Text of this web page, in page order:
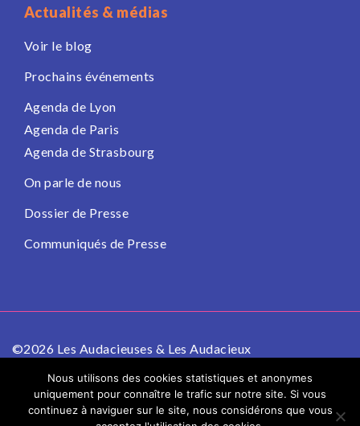
Actualités & médias
Voir le blog
Prochains événements
Agenda de Lyon
Agenda de Paris
Agenda de Strasbourg
On parle de nous
Dossier de Presse
Communiqués de Presse
©2026 Les Audacieuses & Les Audacieux
Politique de confidentialité
Mentions légales
Nous utilisons des cookies statistiques et anonymes
uniquement pour connaître le trafic sur notre site. Si vous
continuez à naviguer sur le site, nous considérons que vous